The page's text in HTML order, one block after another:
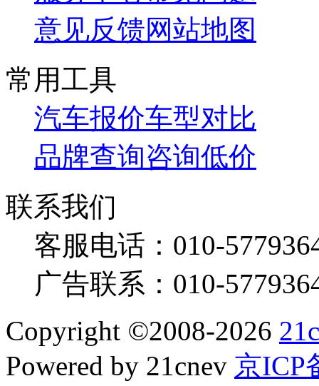
意见反馈网站地图
常用工具
汽车报价车型对比
品牌查询咨询低价
联系我们
客服电话： 010-
广告联系： 010-
Copyright ©2008-2026
Powered by 21cnev 京ICP